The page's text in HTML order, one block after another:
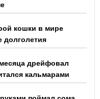
кошки в мире
долголетия
дрейфовал
кальмарами